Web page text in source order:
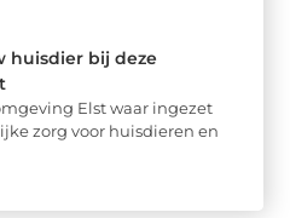
huisdier bij deze
Elst waar ingezet
zorg voor huisdieren en